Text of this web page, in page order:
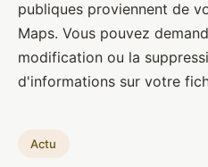
publiques proviennent de
Maps. Vous pouvez
modification ou la
d'informations sur votre
Actu